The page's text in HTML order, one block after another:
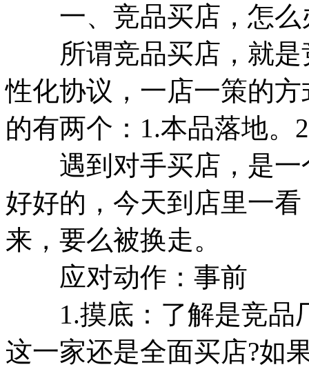
一、竞品买店，怎么
所谓竞品买店，就是
性化协议，一店一策的
的有两个：1.本品落地。
遇到对手买店，是一
好好的，今天到店里一
来，要么被换走。
应对动作：事前
1.摸底：了解是竞品
这一家还是全面买店?如